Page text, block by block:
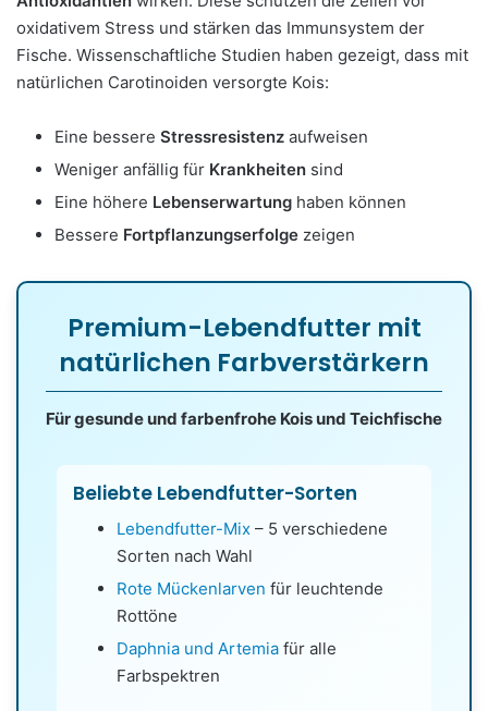
oxidativem Stress und stärken das Immunsystem der
Fische. Wissenschaftliche Studien haben gezeigt, dass mit
natürlichen Carotinoiden versorgte Kois:
Eine bessere Stressresistenz aufweisen
Weniger anfällig für Krankheiten sind
Eine höhere Lebenserwartung haben können
Bessere Fortpflanzungserfolge zeigen
Premium-Lebendfutter mit
natürlichen Farbverstärkern
Für gesunde und farbenfrohe Kois und Teichfische
Beliebte Lebendfutter-Sorten
Lebendfutter-Mix – 5 verschiedene
Sorten nach Wahl
Rote Mückenlarven für leuchtende
Rottöne
Daphnia und Artemia für alle
Farbspektren